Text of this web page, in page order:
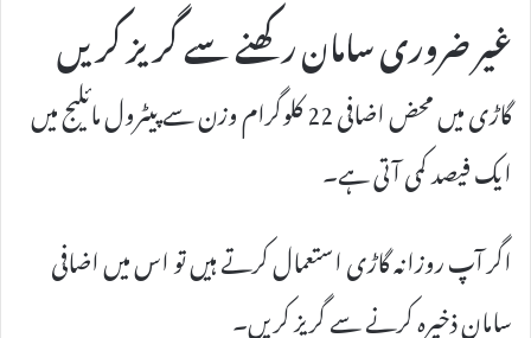
غیر ضروری سامان رکھنے سے گریز کریں
گاڑی میں محض اضافی 22 کلوگرام وزن سے پیٹرول مائلیج میں
ایک فیصد کمی آتی ہے۔
اگر آپ روزانہ گاڑی استعمال کرتے ہیں تو اس میں اضافی
سامان ذخیرہ کرنے سے گریز کریں۔